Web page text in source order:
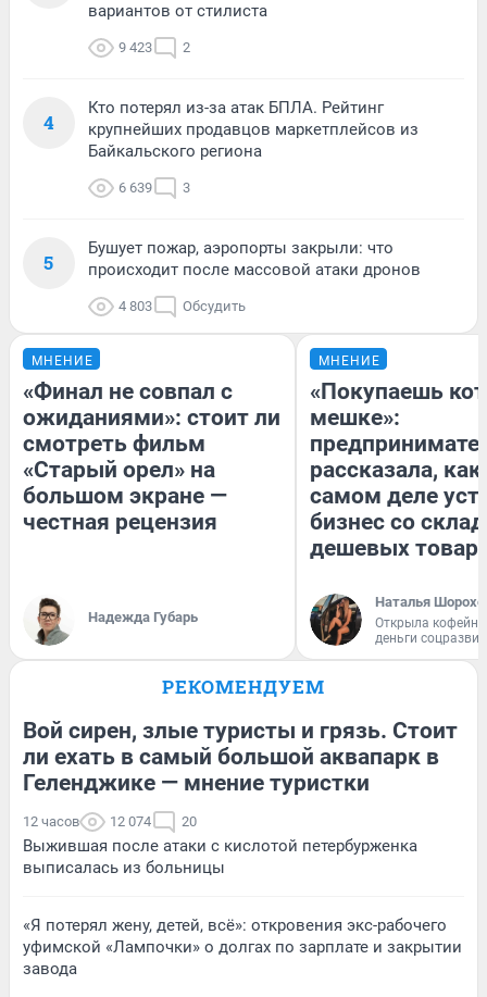
вариантов от стилиста
9 423 2
4
Кто потерял из-за атак БПЛА. Рейтинг
крупнейших продавцов маркетплейсов из
Байкальского региона
6 639 3
5
Бушует пожар, аэропорты закрыли: что
происходит после массовой атаки дронов
4 803 Обсудить
МНЕНИЕ
«Финал не совпал с
ожиданиями»: стоит ли
смотреть фильм
«Старый орел» на
большом экране —
честная рецензия
Надежда Губарь
МНЕНИЕ
«Покупаешь
мешке»:
рассказала, как
самом деле
бизнес со
дешевых
Наталья
Открыла
деньги
РЕКОМЕНДУЕМ
Вой сирен, злые туристы и грязь. Стоит
ли ехать в самый большой аквапарк в
Геленджике — мнение туристки
12 часов 12 074 20
Выжившая после атаки с кислотой петербурженка
выписалась из больницы
«Я потерял жену, детей, всё»: откровения экс-рабочего
уфимской «Лампочки» о долгах по зарплате и закрытии
завода